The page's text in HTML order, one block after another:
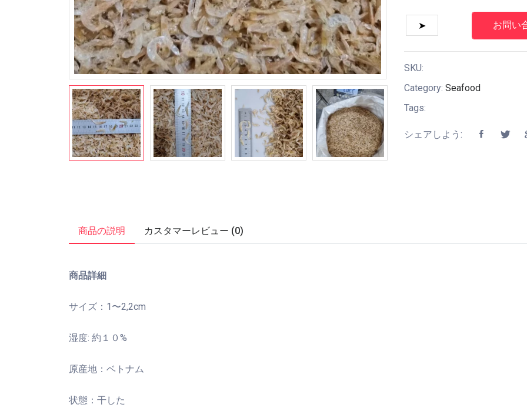
お問い
SKU:
Category: Seafood
Tags:
シェアしよう:
商品の説明 カスタマーレビュー (0)
商品詳細
サイズ：1〜2,2cm
湿度: 約１０%
原産地：ベトナム
状態：干した